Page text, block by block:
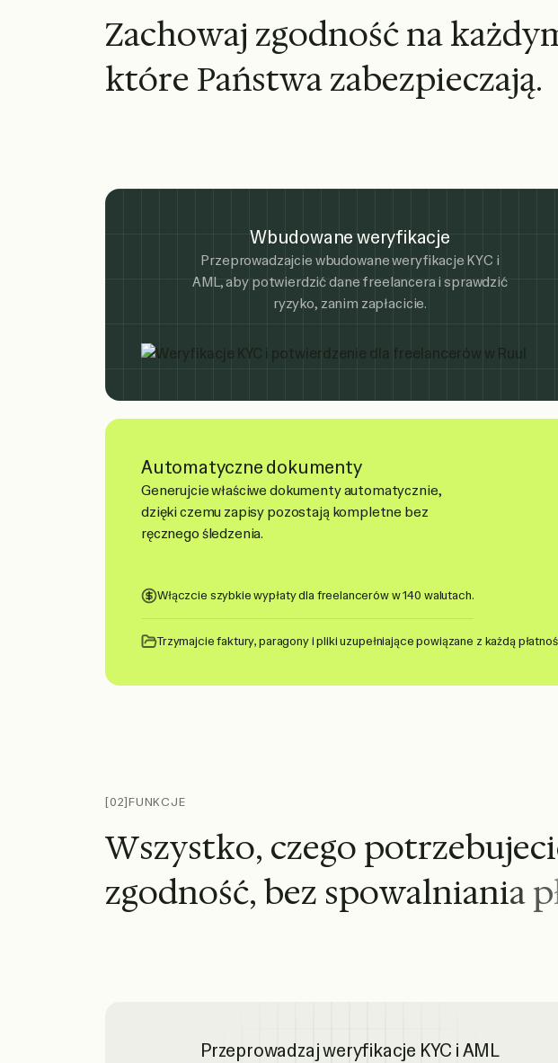
Zachowaj zgodnośćnakażdy
które Państwazabezpieczają.
Wbudowane weryfikacje
Przeprowadzajcie wbudowane weryfikacje KYC i
AML, aby potwierdzić dane freelancera i sprawdzić
ryzyko, zanim zapłacicie.
Automatyczne dokumenty
Generujcie właściwe dokumenty automatycznie,
dzięki czemu zapisy pozostają kompletne bez
ręcznego śledzenia.
Włączcie szybkie wypłaty dla freelancerów w 140 walutach.
Trzymajcie faktury, paragony i pliki uzupełniające powiązane z każdą
[02]FUNKCJE
Wszystko, czego potrzebujeci
zgodność, bez spowalnianiap
Przeprowadzaj weryfikacje KYC i AML